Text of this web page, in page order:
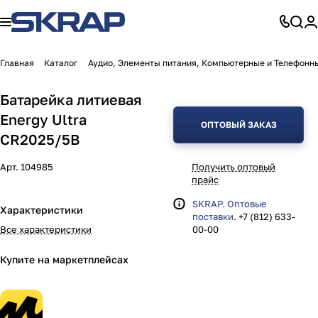
Главная Каталог Аудио, Элементы питания, Компьютерные и
Батарейка литиевая
Energy Ultra
CR2025/5B
Арт. 104985
Характеристики
Все характеристики
Купите на маркетплейсах
ОПТОВЫЙ ЗАКАЗ
Получить оптовый
прайс
SKRAP. Оптовые
поставки. +7 (812) 633-
00-00